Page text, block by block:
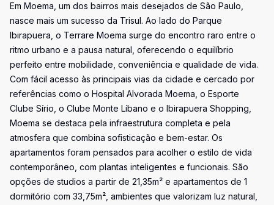
Em Moema, um dos bairros mais desejados de São Paulo,
nasce mais um sucesso da Trisul. Ao lado do Parque
Ibirapuera, o Terrare Moema surge do encontro raro entre o
ritmo urbano e a pausa natural, oferecendo o equilíbrio
perfeito entre mobilidade, conveniência e qualidade de vida.
Com fácil acesso às principais vias da cidade e cercado por
referências como o Hospital Alvorada Moema, o Esporte
Clube Sírio, o Clube Monte Líbano e o Ibirapuera Shopping,
Moema se destaca pela infraestrutura completa e pela
atmosfera que combina sofisticação e bem-estar. Os
apartamentos foram pensados para acolher o estilo de vida
contemporâneo, com plantas inteligentes e funcionais. São
opções de studios a partir de 21,35m² e apartamentos de 1
dormitório com 33,75m², ambientes que valorizam luz natural,